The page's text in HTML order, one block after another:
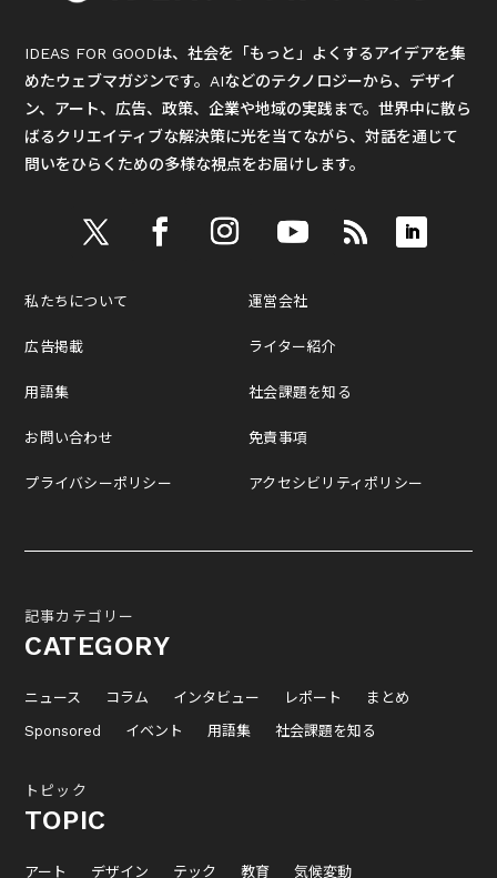
IDEAS FOR GOODは、社会を「もっと」よくするアイデアを集
めたウェブマガジンです。AIなどのテクノロジーから、デザイ
ン、アート、広告、政策、企業や地域の実践まで。世界中に散ら
ばるクリエイティブな解決策に光を当てながら、対話を通じて
問いをひらくための多様な視点をお届けします。
私たちについて
広告掲載
用語集
お問い合わせ
プライバシーポリシー
運営会社
ライター紹介
社会課題を知る
免責事項
アクセシビリティポリシー
記事カテゴリー
CATEGORY
ニュース コラム インタビュー レポート
まとめ
Sponsored
イベント 用語集 社会課題を知る
トピック
TOPIC
アート デザイン テック 教育 気候変動